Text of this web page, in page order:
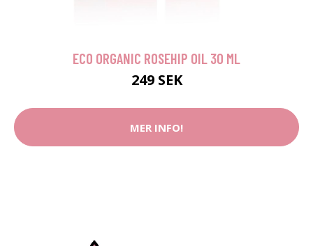
ECO ORGANIC ROSEHIP OIL 30 ML
249 SEK
MER INFO!